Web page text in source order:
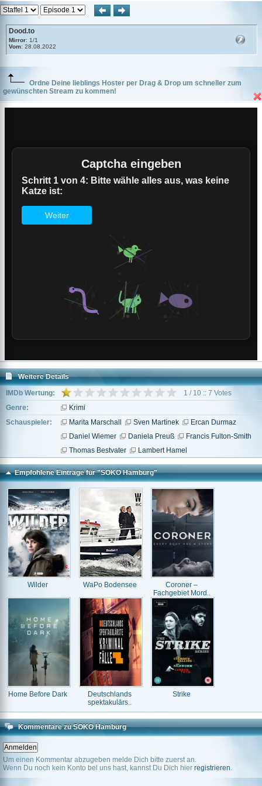
Dood.to
Mirror: 1/1
Vom: 28.08.2022
Ordne Deine lieblings Hoster per Drag & Drop um schneller zum
gewünschten Stream zu kommen!
Weitere Details
IMDb Wertung:
1 / 10 :: 7 Votes
Genre:
Krimi
Schauspieler:
Marita Marschall Sven Martinek
Ercan Durmaz
Daniel Wiemer
Daniela Preuß
Francis Fulton-Smith
Thomas Bestvater
Lambert Hamel
Empfohlene Einträge für "SOKO Hamburg"
Wilder WaPo Bodensee
Coroner –
Fachgebiet Mord..
Home Before Dark
Deutschlands
spektakulärs..
Strike
Kommentare zu SOKO Hamburg
Um einen Kommentar abzugeben melde Dich bitte zuerst an.
Wenn Du noch kein Konto bei uns hast, kannst Du Dich hier registrieren.